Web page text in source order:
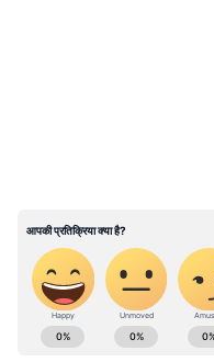
ABOUT THE AUTHOR